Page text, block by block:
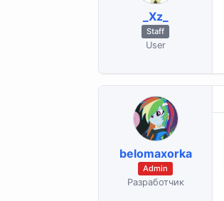
_Xz_
Staff
User
belomaxorka
Admin
Разработчик